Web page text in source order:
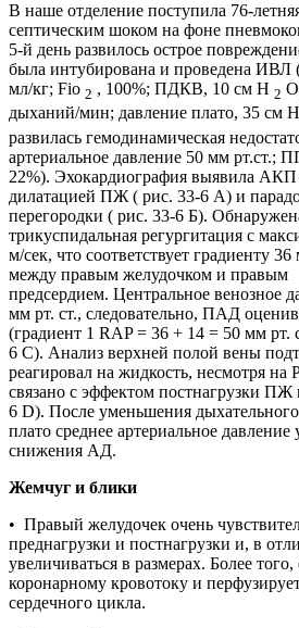
В наше отделение поступила 76-
септическим шоком на фоне
5-й день развилось острое
была интубирована и проведена ИВЛ
мл/кг; Fio 2 , 100%; ПДКВ, 10 см H 2
дыханий/мин; давление плато, 35 см Н
развилась гемодинамическая
артериальное давление 50 мм рт.ст.;
22%). Эхокардиография выявила
дилатацией ПЖ ( рис. 33-6 А) и
перегородки ( рис. 33-6 Б).
трикуспидальная регургитация с
м/сек, что соответствует градиенту
между правым желудочком и правым
предсердием. Центральное венозное
мм рт. ст., следовательно, ПАД
(градиент 1 RAP = 36 + 14 = 50 мм рт.
6 C). Анализ верхней полой вены
реагировал на жидкость, несмотря на
связано с эффектом постнагрузки ПЖ
6 D). После уменьшения
плато среднее артериальное
снижения АД.
Жемчуг и блики
• Правый желудочек очень
преднагрузки и постнагрузки и, в
увеличиваться в размерах. Более
коронарному кровотоку и
сердечного цикла.